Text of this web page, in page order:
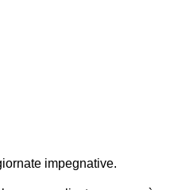
impegnative.